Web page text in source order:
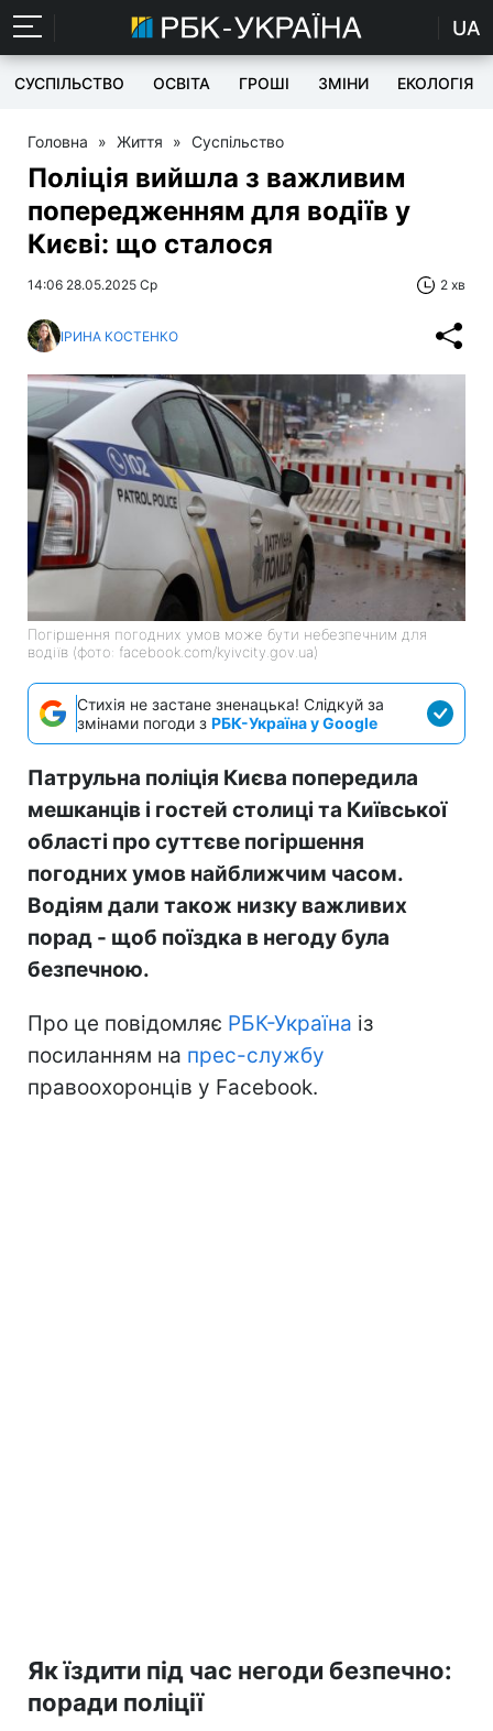
UA
СУСПІЛЬСТВО ОСВІТА ГРОШІ ЗМІНИ ЕКОЛОГІЯ
Головна » Життя » Суспільство
Поліція вийшла з важливим
попередженням для водіїв у
Києві: що сталося
14:06 28.05.2025 Ср 2 хв
ІРИНА КОСТЕНКО
Погіршення погодних умов може бути небезпечним для
водіїв (фото: facebook.com/kyivcity.gov.ua)
Стихія не застане зненацька! Слідкуй за
змінами погоди з РБК-Україна у Google
Патрульна поліція Києва попередила
мешканців і гостей столиці та Київської
області про суттєве погіршення
погодних умов найближчим часом.
Водіям дали також низку важливих
порад - щоб поїздка в негоду була
безпечною.
Про це повідомляє РБК-Україна із
посиланням на прес-службу
правоохоронців у Facebook.
Як їздити під час негоди безпечно:
поради поліції